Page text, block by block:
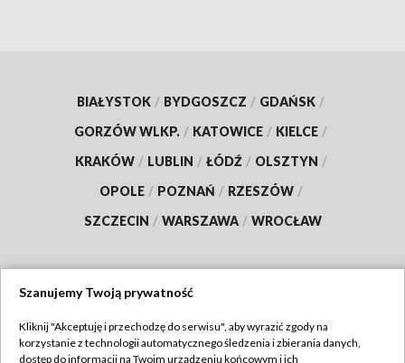
BIAŁYSTOK / BYDGOSZCZ / GDAŃSK /
GORZÓW WLKP. / KATOWICE / KIELCE /
KRAKÓW / LUBLIN / ŁÓDŹ / OLSZTYN /
OPOLE / POZNAŃ / RZESZÓW /
SZCZECIN / WARSZAWA / WROCŁAW
TVP
Szanujemy Twoją prywatność
Kliknij "Akceptuję i przechodzę do serwisu", aby wyrazić zgody na
korzystanie z technologii automatycznego śledzenia i zbierania danych,
dostęp do informacji na Twoim urządzeniu końcowym i ich